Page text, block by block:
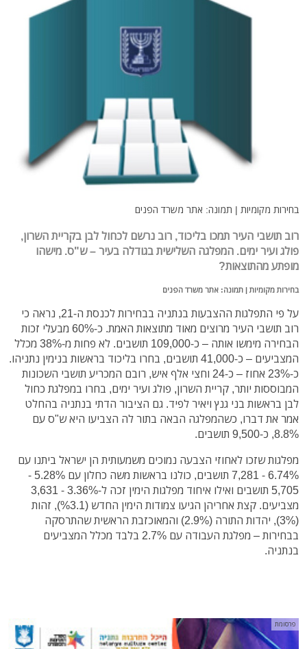
בחירות מקומיות | תמונה: אתר משרד הפנים
רוב תושבי העיר תמכו בליכוד, רוב נרשם לכחול לבן בקריית השרון,
פולג ועיר ימים. המפלגה השלישית בגודלה בעיר – ש"ס. מישהו
מופתע מהתוצאות?
בחירות מקומיות | תמונה: אתר משרד הפנים
על פי התפלגות ההצבעות בנתניה בבחירות לכנסת ה-21, נראה כי
רוב תושבי העיר מרוצים מאוד מתוצאות האמת. כ-60% מבעלי זכות
הבחירה מימשו אותה – כ-109,000 תושבים. לא פחות מ-38% מכלל
המצביעים – כ-41,000 תושבים, בחרו בליכוד בראשות בנימין נתניהו.
כ-23% אחוז – כ-24 וחצי אלף איש, רובם המכריע תושבי השכונות
המבוססות יותר, קריית השרון, פולג ועיר ימים, בחרו במפלגת כחול
לבן בראשות בני גנץ ויאיר לפיד. גם הציבור הדתי בנתניה בהחלט
אמר את דברו, כשהמפלגה הבאה בתור לה הצביעו היא ש"ס עם
8.8%, כ-9,500 תושבים.
מפלגות שזכו לאחוזי הצבעה נמוכים משמעותית הן ישראל ביתנו עם
6.74% - 7,281 תושבים, כולנו בראשות משה כחלון עם 5.28% -
5,705 תושבים ואילו איחוד מפלגות הימין זכה ל-3.36% - 3,631
מצביעים. קצת אחריהן הגיעו צמודות הימין החדש (%3.1), זהות
(3%), יהדות התורה (2.9%) והמאוכזבת הראשית שהתרסקה
בבחירות – מפלגת העבודה עם 2.7% בלבד מכלל המצביעים
בנתניה.
פרסומת